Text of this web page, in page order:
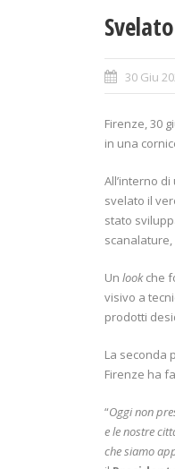
30 Giu
Firenze, 30
in una
All’interno
svelato il
stato
Un lookche
visivo a
prodotti
La seconda
Firenze ha
“Oggi non
e le nostre
che siamo